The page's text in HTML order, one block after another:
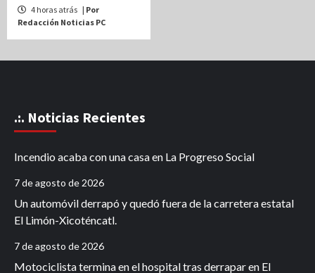
4 horas atrás | Por
Redacción Noticias PC
.:. Noticias Recientes
Incendio acaba con una casa en La Progreso Social
7 de agosto de 2026
Un automóvil derrapó y quedó fuera de la carretera estatal
El Limón-Xicoténcatl.
7 de agosto de 2026
Motociclista termina en el hospital tras derrapar en El